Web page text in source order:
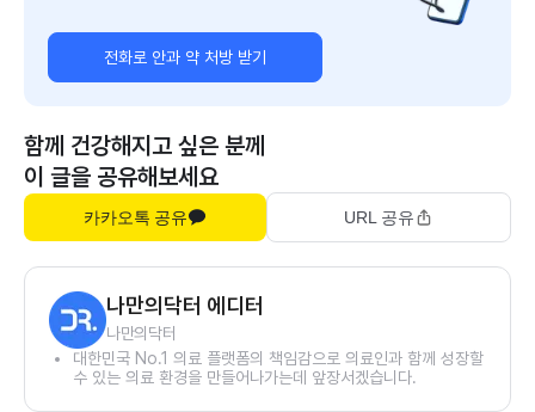
전화로 안과 약 처방 받기
함께 건강해지고 싶은 분께
이 글을 공유해보세요
카카오톡 공유 URL 공유
나만의닥터 에디터
나만의닥터
대한민국 No.1 의료 플랫폼의 책임감으로 의료인과 함께 성장할
수 있는 의료 환경을 만들어나가는데 앞장서겠습니다.